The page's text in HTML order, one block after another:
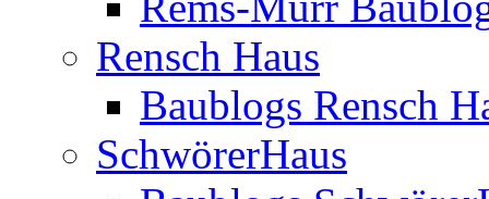
Rensch Haus
Baublogs Rensch
SchwörerHaus